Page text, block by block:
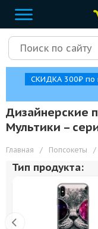
СКИДКА 300₽ по
Дизайнерские
Мультики –
Главная / Попсокеты /
Тип продукта: